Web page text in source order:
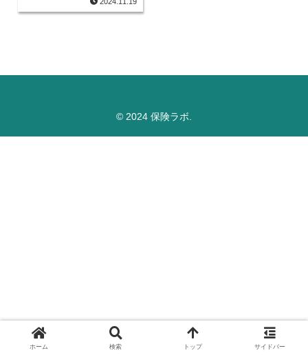
© 2024 保険ラボ.
ホーム 検索 トップ サイドバー